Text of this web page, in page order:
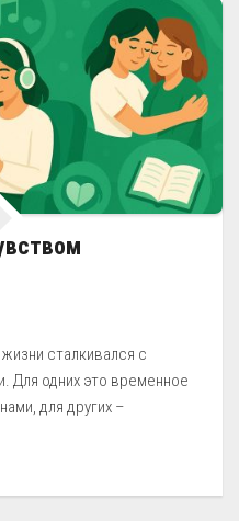
сталкивался с
Для одних это временное
для других –